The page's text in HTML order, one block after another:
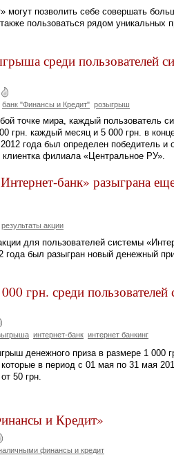
позволить себе совершать
пользоваться рядом уникальных
среди пользователей
банк "Финансы и Кредит" розыгрыш
точке мира, каждый пользователь
грн. каждый месяц и 5 000 грн. в
года был определен победитель и
клиентка филиала «Центральное РУ».
банк» разыграна
результаты акции
для пользователей системы
был разыгран новый денежный
грн. среди пользователей
интернет-банк интернет банкинг
денежного приза в размере 1 000
в период с 01 мая по 31 мая
50 грн.
и Кредит»
финансы и кредит